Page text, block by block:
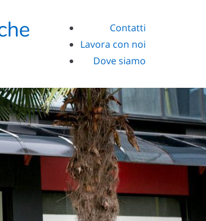
Contatti
Lavora con noi
Dove siamo